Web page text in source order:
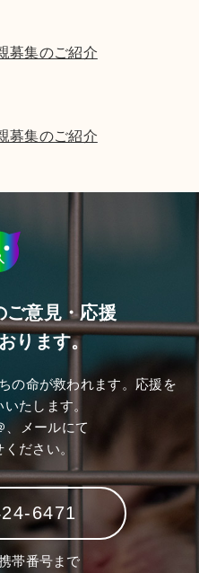
募集のご紹介
募集のご紹介
ご意見・応援
ります。
の命が救われます。応援を
たします。
、メールにて
ださい。
6471
帯番号まで